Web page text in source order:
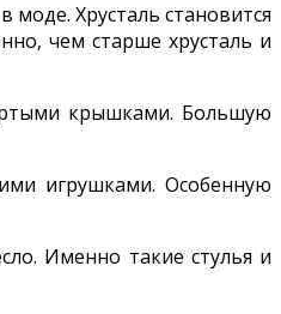
Хрусталь становится
чем старше хрусталь и
крышками. Большую
игрушками. Особенную
Именно такие стулья и